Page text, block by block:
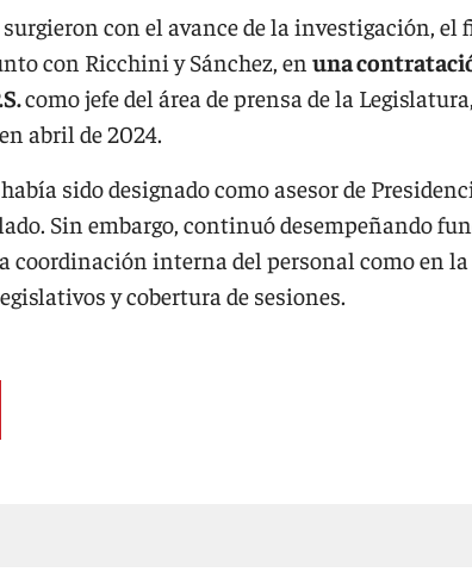
con el avance de la investigación,
con Ricchini y Sánchez, en una
como jefe del área de prensa de la
abril de 2024.
sido designado como asesor de
Sin embargo, continuó desempeñando
coordinación interna del personal como en
y cobertura de sesiones.